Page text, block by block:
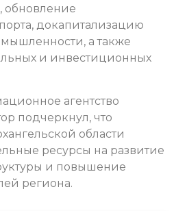
обновление
докапитализацию
а также
и инвестиционных
агентство
подчеркнул, что
области
ресурсы на развитие
и повышение
региона.